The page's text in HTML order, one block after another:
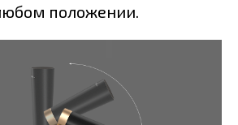
положении.